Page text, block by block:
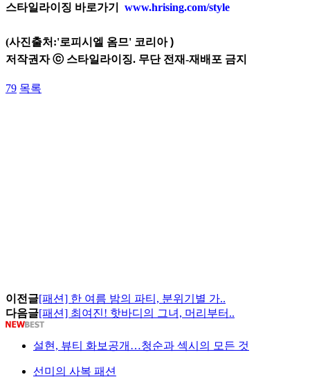
스타일라이징 바로가기 www.hrising.com/style
(사진출처:'로피시엘 옴므' 코리아 )
저작권자 ⓒ 스타일라이징. 무단 전재-재배포 금지
79 목록
이전글[패션] 한 여름 밤의 파티, 분위기별 가..
다음글[패션] 최여진! 핫바디의 그녀, 머리부터..
설현, 뷰티 화보공개…청순과 섹시의 모든 것
선미의 사복 패션